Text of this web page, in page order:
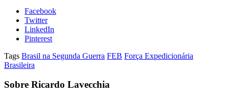
Facebook
Twitter
LinkedIn
Pinterest
Tags Brasil na Segunda Guerra FEB Força Expedicionária
Brasileira
Sobre Ricardo Lavecchia